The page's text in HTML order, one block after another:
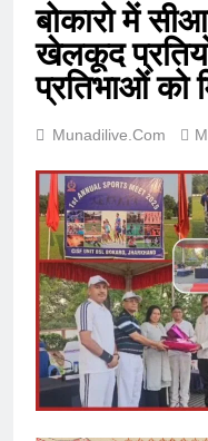
बोकारो में
खेलकूद
प्रतिभाओं को
Munadilive.com